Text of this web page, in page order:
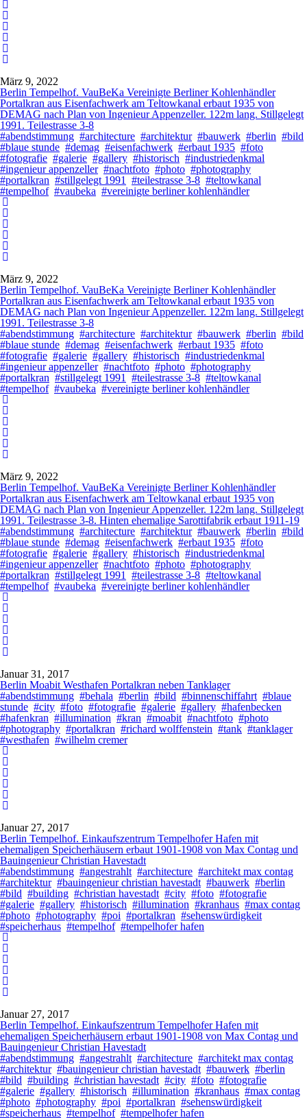
März 9, 2022
Berlin Tempelhof. VauBeKa Vereinigte Berliner Kohlenhändler
Portalkran aus Eisenfachwerk am Teltowkanal erbaut 1935 von
DEMAG nach Plan von Ingenieur Appenzeller. 122m lang. Stillgelegt
1991. Teilestrasse 3-8
#abendstimmung #architecture #architektur #bauwerk #berlin #bild
#blaue stunde #demag #eisenfachwerk #erbaut 1935 #foto
#fotografie #galerie #gallery #historisch #industriedenkmal
#ingenieur appenzeller #nachtfoto #photo #photography
#portalkran #stillgelegt 1991 #teilestrasse 3-8 #teltowkanal
#tempelhof #vaubeka #vereinigte berliner kohlenhändler
März 9, 2022
Berlin Tempelhof. VauBeKa Vereinigte Berliner Kohlenhändler
Portalkran aus Eisenfachwerk am Teltowkanal erbaut 1935 von
DEMAG nach Plan von Ingenieur Appenzeller. 122m lang. Stillgelegt
1991. Teilestrasse 3-8
#abendstimmung #architecture #architektur #bauwerk #berlin #bild
#blaue stunde #demag #eisenfachwerk #erbaut 1935 #foto
#fotografie #galerie #gallery #historisch #industriedenkmal
#ingenieur appenzeller #nachtfoto #photo #photography
#portalkran #stillgelegt 1991 #teilestrasse 3-8 #teltowkanal
#tempelhof #vaubeka #vereinigte berliner kohlenhändler
März 9, 2022
Berlin Tempelhof. VauBeKa Vereinigte Berliner Kohlenhändler
Portalkran aus Eisenfachwerk am Teltowkanal erbaut 1935 von
DEMAG nach Plan von Ingenieur Appenzeller. 122m lang. Stillgelegt
1991. Teilestrasse 3-8. Hinten ehemalige Sarottifabrik erbaut 1911-19
#abendstimmung #architecture #architektur #bauwerk #berlin #bild
#blaue stunde #demag #eisenfachwerk #erbaut 1935 #foto
#fotografie #galerie #gallery #historisch #industriedenkmal
#ingenieur appenzeller #nachtfoto #photo #photography
#portalkran #stillgelegt 1991 #teilestrasse 3-8 #teltowkanal
#tempelhof #vaubeka #vereinigte berliner kohlenhändler
Januar 31, 2017
Berlin Moabit Westhafen Portalkran neben Tanklager
#abendstimmung #behala #berlin #bild #binnenschiffahrt #blaue
stunde #city #foto #fotografie #galerie #gallery #hafenbecken
#hafenkran #illumination #kran #moabit #nachtfoto #photo
#photography #portalkran #richard wolffenstein #tank #tanklager
#westhafen #wilhelm cremer
Januar 27, 2017
Berlin Tempelhof. Einkaufszentrum Tempelhofer Hafen mit
ehemaligen Speicherhäusern erbaut 1901-1908 von Max Contag und
Bauingenieur Christian Havestadt
#abendstimmung #angestrahlt #architecture #architekt max contag
#architektur #bauingenieur christian havestadt #bauwerk #berlin
#bild #building #christian havestadt #city #foto #fotografie
#galerie #gallery #historisch #illumination #kranhaus #max contag
#photo #photography #poi #portalkran #sehenswürdigkeit
#speicherhaus #tempelhof #tempelhofer hafen
Januar 27, 2017
Berlin Tempelhof. Einkaufszentrum Tempelhofer Hafen mit
ehemaligen Speicherhäusern erbaut 1901-1908 von Max Contag und
Bauingenieur Christian Havestadt
#abendstimmung #angestrahlt #architecture #architekt max contag
#architektur #bauingenieur christian havestadt #bauwerk #berlin
#bild #building #christian havestadt #city #foto #fotografie
#galerie #gallery #historisch #illumination #kranhaus #max contag
#photo #photography #poi #portalkran #sehenswürdigkeit
#speicherhaus #tempelhof #tempelhofer hafen